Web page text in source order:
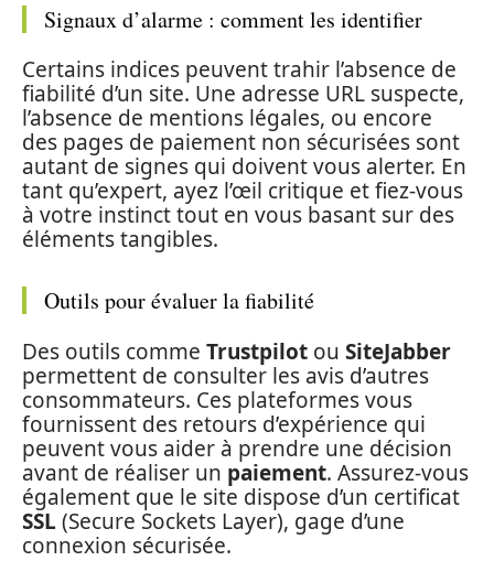
Signaux d’alarme : comment les identifier
Certains indices peuvent trahir l’absence de
fiabilité d’un site. Une adresse URL suspecte,
l’absence de mentions légales, ou encore
des pages de paiement non sécurisées sont
autant de signes qui doivent vous alerter. En
tant qu’expert, ayez l’œil critique et fiez-vous
à votre instinct tout en vous basant sur des
éléments tangibles.
Outils pour évaluer la fiabilité
Des outils comme Trustpilot ou SiteJabber
permettent de consulter les avis d’autres
consommateurs. Ces plateformes vous
fournissent des retours d’expérience qui
peuvent vous aider à prendre une décision
avant de réaliser un paiement. Assurez-vous
également que le site dispose d’un certificat
SSL (Secure Sockets Layer), gage d’une
connexion sécurisée.